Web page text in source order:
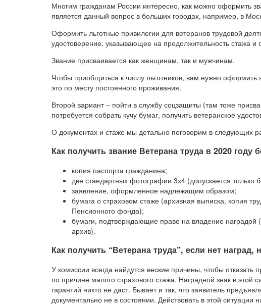
Многим гражданам России интересно, как можно оформить
является данный вопрос в больших городах, например, в
Оформить льготные привилегии для ветеранов трудовой
удостоверение, указывающее на продолжительность стажа и
Звание присваивается как женщинам, так и мужчинам.
Чтобы приобщиться к числу льготников, вам нужно
это по месту постоянного проживания.
Второй вариант – пойти в службу соцзащиты (там тоже
потребуется собрать кучу бумаг, получить ветеранское
О документах и стаже мы детально поговорим в следующих
Как получить звание Ветерана труда в 2020 году
копия паспорта гражданина;
две стандартных фотографии 3х4 (допускается только
заявление, оформленное надлежащим образом;
бумага о страховом стаже (архивная выписка, копия
Пенсионного фонда);
бумаги, подтверждающие право на владение
архив).
Как получить “Ветерана труда”, если нет наград,
У комиссии всегда найдутся веские причины, чтобы
по причине малого страхового стажа. Наградной знак в этой
гарантий никто не даст. Бывает и так, что заявитель
документально не в состоянии. Действовать в этой